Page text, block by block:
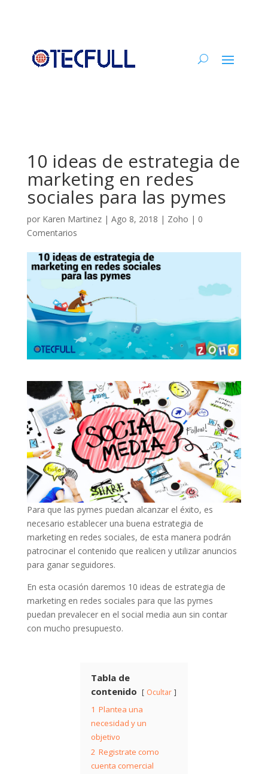
10 ideas de estrategia de
marketing en redes
sociales para las pymes
por Karen Martinez| Ago 8, 2018 | Zoho | 0
Comentarios
Para que las pymes puedan alcanzar el éxito, es
necesario establecer una buena estrategia de
marketing en redes sociales, de esta manera podrán
patrocinar el contenido que realicen y utilizar anuncios
para ganar seguidores.
En esta ocasión daremos 10 ideas de estrategia de
marketing en redes sociales para que las pymes
puedan prevalecer en el social media aun sin contar
con mucho presupuesto.
Tabla de
contenido
Ocultar
1 Plantea una
necesidad y un
objetivo
2 Registrate como
cuenta comercial